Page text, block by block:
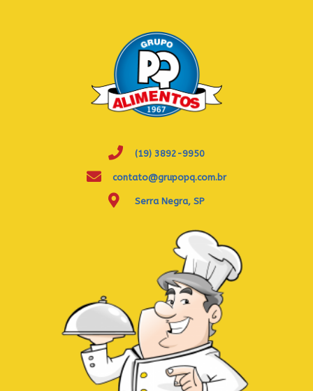
(19) 3892-9950
contato@grupopq.com.br
Serra Negra, SP